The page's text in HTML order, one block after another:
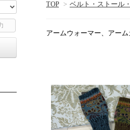
TOP > ベルト・ストール
アームウォーマー、アー